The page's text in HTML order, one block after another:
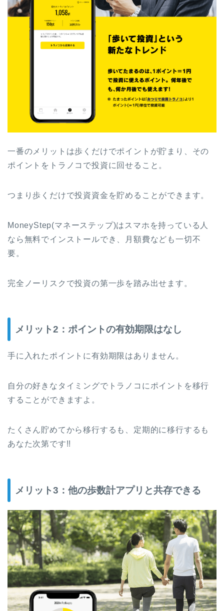
一番のメリットは歩くだけでポイントが貯まり、その
ポイントをトラノコで投資に回せること。
つまり歩くだけで投資資金を貯めることができます。
MoneyStep(マネーステップ)はスマホを持っている人
なら無料でインストールでき、月額費なども一切不
要。
完全ノーリスクで投資の第一歩を踏み出せます。
メリット2：ポイントの有効期限はなし
手に入れたポイントに有効期限はありません。
自分の好きなタイミングでトラノコにポイントを移行
することができますよ。
たくさん貯めてから移行するも、定期的に移行するも
あなた次第です!!
メリット3：他の歩数計アプリと共存できる